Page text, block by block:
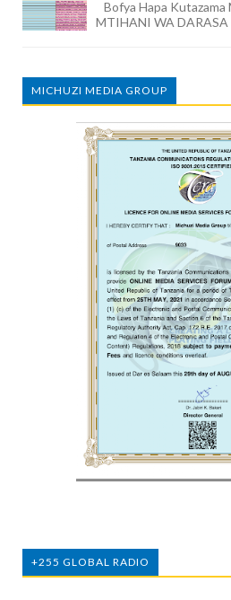
Bofya Hapa
MTIHANI WA DARASA
MICHUZI MEDIA GROUP
+255 GLOBAL RADIO